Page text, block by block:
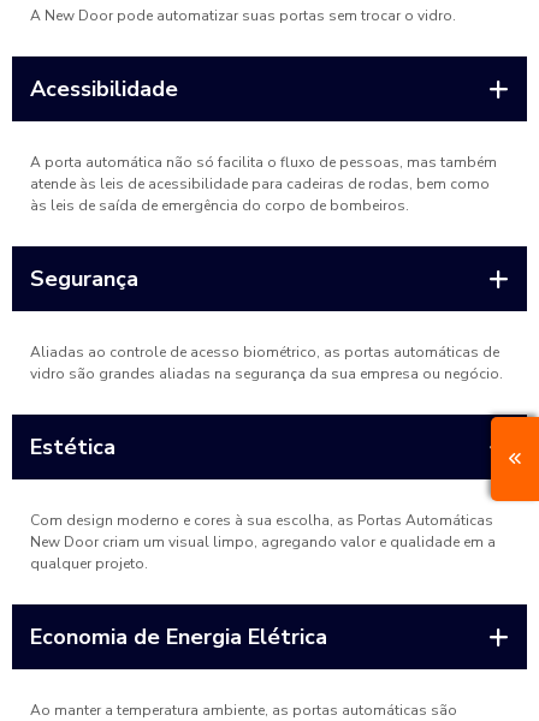
A New Door pode automatizar suas portas sem trocar o vidro.
Acessibilidade
A porta automática não só facilita o fluxo de pessoas, mas também
atende às leis de acessibilidade para cadeiras de rodas, bem como
às leis de saída de emergência do corpo de bombeiros.
Segurança
Aliadas ao controle de acesso biométrico, as portas automáticas de
vidro são grandes aliadas na segurança da sua empresa ou negócio.
Estética
Com design moderno e cores à sua escolha, as Portas Automáticas
New Door criam um visual limpo, agregando valor e qualidade em a
qualquer projeto.
Economia de Energia Elétrica
Ao manter a temperatura ambiente, as portas automáticas são